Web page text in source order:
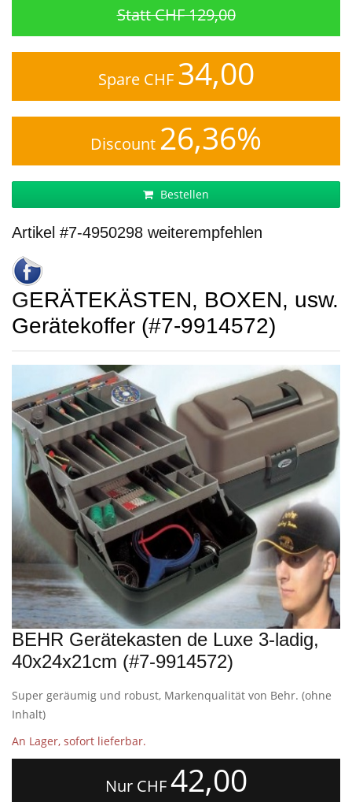
Statt CHF 129,00
Spare CHF 34,00
Discount 26,36%
Bestellen
Artikel #7-4950298 weiterempfehlen
GERÄTEKÄSTEN, BOXEN, usw.
Gerätekoffer (#7-9914572)
BEHR Gerätekasten de Luxe 3-ladig,
40x24x21cm (#7-9914572)
Super geräumig und robust, Markenqualität von Behr. (ohne
Inhalt)
An Lager, sofort lieferbar.
Nur CHF42,00